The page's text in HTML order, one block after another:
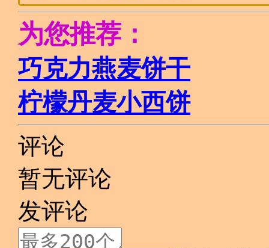
为您推荐：
巧克力燕麦饼干
柠檬丹麦小西饼
评论
暂无评论
发评论